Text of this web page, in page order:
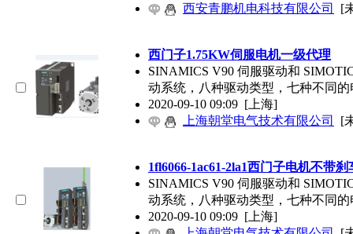
西安青鹏机电科技有限公司
[
西门子1.75KW伺服电机一级代理
SINAMICS V90 伺服驱动和
动系统，八种驱动类型，七种不同的
2020-09-10 09:09 [上海]
上海朝堂电气技术有限公司
[
1fl6066-1ac61-2la1西门子电机不带刹
SINAMICS V90 伺服驱动和
动系统，八种驱动类型，七种不同的
2020-09-10 09:09 [上海]